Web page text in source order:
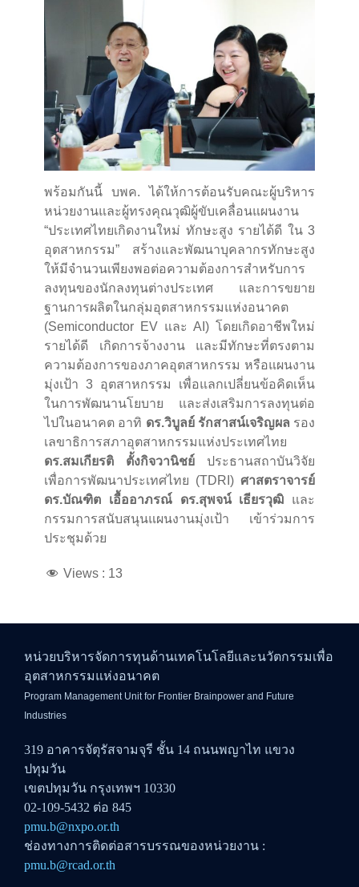
พร้อมกันนี้ บพค. ได้ให้การต้อนรับคณะผู้บริหาร
หน่วยงานและผู้ทรงคุณวุฒิผู้ขับเคลื่อนแผนงาน
“ประเทศไทยเกิดงานใหม่ ทักษะสูง รายได้ดี ใน 3
อุตสาหกรรม” สร้างและพัฒนาบุคลากรทักษะสูง
ให้มีจำนวนเพียงพอต่อความต้องการสำหรับการ
ลงทุนของนักลงทุนต่างประเทศ และการขยาย
ฐานการผลิตในกลุ่มอุตสาหกรรมแห่งอนาคต
(Semiconductor EV และ AI) โดยเกิดอาชีพใหม่
รายได้ดี เกิดการจ้างงาน และมีทักษะที่ตรงตาม
ความต้องการของภาคอุตสาหกรรม หรือแผนงาน
มุ่งเป้า 3 อุตสาหกรรม เพื่อแลกเปลี่ยนข้อคิดเห็น
ในการพัฒนานโยบาย และส่งเสริมการลงทุนต่อ
ไปในอนาคต อาทิ ดร.วิบูลย์ รักสาสน์เจริญผล รอง
เลขาธิการสภาอุตสาหกรรมแห่งประเทศไทย
ดร.สมเกียรติ ตั้งกิจวานิชย์ ประธานสถาบันวิจัย
เพื่อการพัฒนาประเทศไทย (TDRI) ศาสตราจารย์
ดร.บัณฑิต เอื้ออาภรณ์ ดร.สุพจน์ เธียรวุฒิ และ
กรรมการสนับสนุนแผนงานมุ่งเป้า เข้าร่วมการ
ประชุมด้วย
Views : 13
หน่วยบริหารจัดการทุนด้านเทคโนโลยีและนวัตกรรมเพื่อ
อุตสาหกรรมแห่งอนาคต
Program Management Unit for Frontier Brainpower and Future
Industries
319 อาคารจัตุรัสจามจุรี ชั้น 14 ถนนพญาไท แขวง
ปทุมวัน
เขตปทุมวัน กรุงเทพฯ 10330
02-109-5432 ต่อ 845
pmu.b@nxpo.or.th
ช่องทางการติดต่อสารบรรณของหน่วยงาน :
pmu.b@rcad.or.th